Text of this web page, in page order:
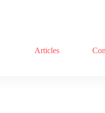
Articles